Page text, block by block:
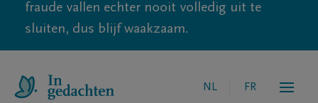
fraude vallen echter nooit volledig uit te
sluiten, dus blijf waakzaam.
NL FR